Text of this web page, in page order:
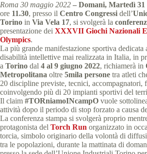
Roma 30 maggio 2022 – Domani, Martedì 31
ore 11.30, presso il Centro Congressi dell’
Torino in Via Vela 17, si svolgerà la
presentazione dei XXXVII Giochi Nazionali
Olympics.
La più grande manifestazione sportiva dedicata
disabilità intellettive mai realizzata in Italia, in
a Torino dal 4 al 9 giugno 2022, richiamerà in
Metropolitana oltre 5mila persone tra atleti
20 discipline previste, tecnici, accompagnatori,
coinvolgendo più di 20 impianti sportivi del
Il claim #TORniamoINcampO vuole
attività dopo il periodo di stop forzato a causa
La conferenza stampa si svolgerà proprio
protagonista del Torch Run organizzato in
torcia, simbolo originario della volontà di
tra le popolazioni, durante la mattinata di